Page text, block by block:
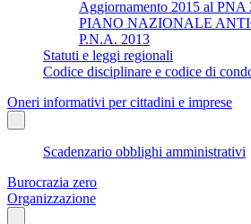
Aggiornamento 2015 al PNA
PIANO NAZIONALE
P.N.A. 2013
Statuti e leggi regionali
Codice disciplinare e codice di
Oneri informativi per cittadini e imprese
Scadenzario obblighi amministrativi
Burocrazia zero
Organizzazione